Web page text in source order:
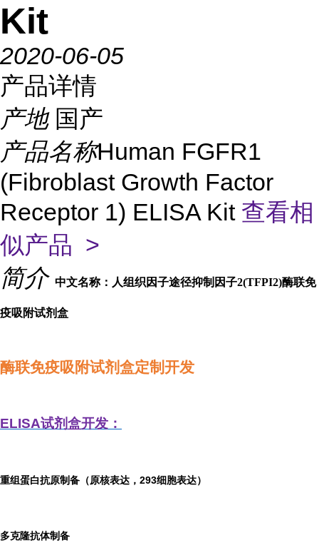
Kit
2020-06-05
产品详情
产地 国产
产品名称Human FGFR1
(Fibroblast Growth Factor
Receptor 1) ELISA Kit 查看相
似产品 >
简介 中文名称：人组织因子途径抑制因子2(TFPI2)酶联免
疫吸附试剂盒
酶联免疫吸附试剂盒定制开发
ELISA试剂盒开发：
重组蛋白抗原制备（原核表达，293细胞表达）
多克隆抗体制备